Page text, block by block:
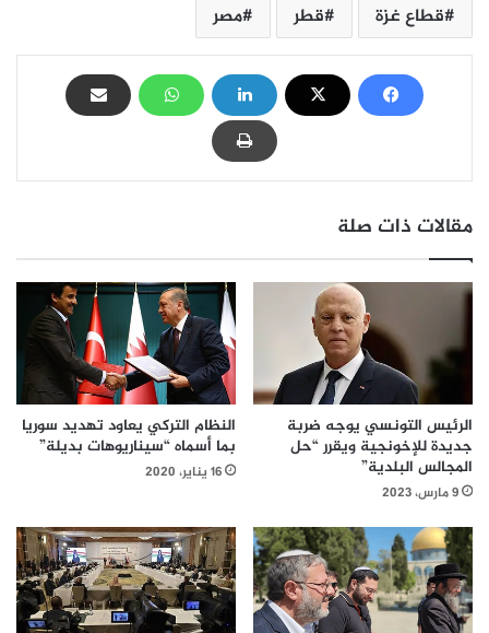
قطاع غزة
قطر مصر
مقالات ذات صلة
الرئيس التونسي يوجه ضربة
جديدة للإخونجية ويقرر “حل
المجالس البلدية”
9 مارس، 2023
النظام التركي يعاود تهديد سوريا
بما أسماه “سيناريوهات بديلة”
16 يناير، 2020